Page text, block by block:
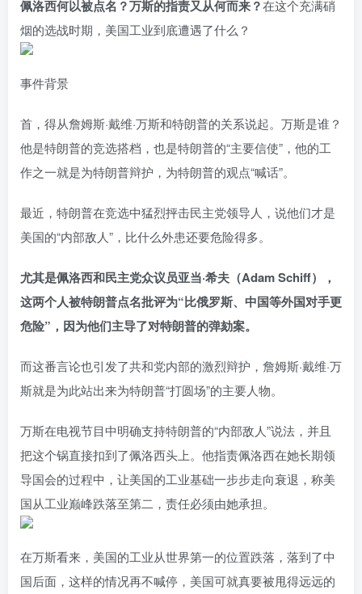
佩洛西何以被点名？万斯的指责又从何而来？在这个充满硝
烟的选战时期，美国工业到底遭遇了什么？
事件背景
首，得从詹姆斯·戴维·万斯和特朗普的关系说起。万斯是谁？
他是特朗普的竞选搭档，也是特朗普的“主要信使”，他的工
作之一就是为特朗普辩护，为特朗普的观点“喊话”。
最近，特朗普在竞选中猛烈抨击民主党领导人，说他们才是
美国的“内部敌人”，比什么外患还要危险得多。
尤其是佩洛西和民主党众议员亚当·希夫（Adam Schiff），
这两个人被特朗普点名批评为“比俄罗斯、中国等外国对手更
危险”，因为他们主导了对特朗普的弹劾案。
而这番言论也引发了共和党内部的激烈辩护，詹姆斯·戴维·万
斯就是为此站出来为特朗普“打圆场”的主要人物。
万斯在电视节目中明确支持特朗普的“内部敌人”说法，并且
把这个锅直接扣到了佩洛西头上。他指责佩洛西在她长期领
导国会的过程中，让美国的工业基础一步步走向衰退，称美
国从工业巅峰跌落至第二，责任必须由她承担。
在万斯看来，美国的工业从世界第一的位置跌落，落到了中
国后面，这样的情况再不喊停，美国可就真要被甩得远远的